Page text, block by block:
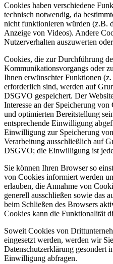
Cookies haben verschiedene
technisch notwendig, da
nicht funktionieren würden (z.B.
Anzeige von Videos). Andere
Nutzerverhalten auszuwerten
Cookies, die zur Durchführung
Kommunikationsvorgangs oder
Ihnen erwünschter Funktionen
erforderlich sind, werden auf
DSGVO gespeichert. Der
Interesse an der Speicherung
und optimierten Bereitstellung
entsprechende Einwilligung
Einwilligung zur Speicherung
Verarbeitung ausschließlich auf
DSGVO; die Einwilligung ist
Sie können Ihren Browser so
von Cookies informiert werden
erlauben, die Annahme von
generell ausschließen sowie das
beim Schließen des Browsers
Cookies kann die Funktionalität
Soweit Cookies von
eingesetzt werden, werden wir
Datenschutzerklärung gesondert
Einwilligung abfragen.